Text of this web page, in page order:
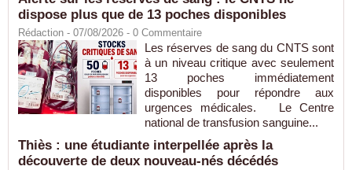
dispose plus que de 13 poches disponibles
Rédaction - 07/08/2026 - 0 Commentaire
Les réserves de sang du CNTS sont
à un niveau critique avec seulement
13 poches immédiatement
disponibles pour répondre aux
urgences médicales. Le Centre
national de transfusion sanguine...
Thiès : une étudiante interpellée après la
découverte de deux nouveau-nés décédés